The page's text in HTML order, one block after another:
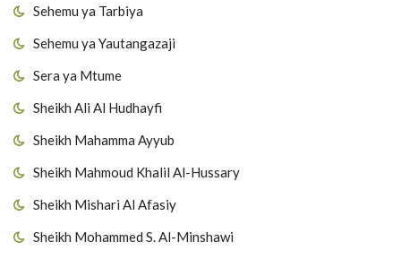
Sehemu ya Tarbiya
Sehemu ya Yautangazaji
Sera ya Mtume
Sheikh Ali Al Hudhayfi
Sheikh Mahamma Ayyub
Sheikh Mahmoud Khalil Al-Hussary
Sheikh Mishari Al Afasiy
Sheikh Mohammed S. Al-Minshawi